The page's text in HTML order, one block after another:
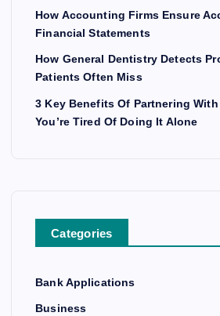
How Accounting Firms Ensure
Financial Statements
How General Dentistry Detects
Patients Often Miss
3 Key Benefits Of Partnering With
You’re Tired Of Doing It Alone
Categories
Bank Applications
Business